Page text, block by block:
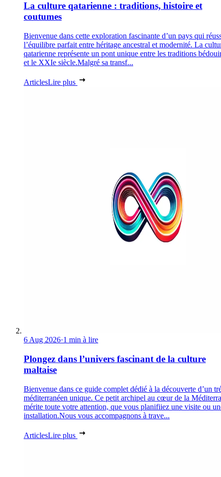
La culture qatarienne : traditions, histoire et
coutumes
Bienvenue dans cette exploration fascinante d’un pays qui
l’équilibre parfait entre héritage ancestral et modernité. La
qatarienne représente un pont unique entre les traditions
et le XXIe siècle.Malgré sa transf...
ArticlesLire plus
6 Aug 2026·1 min à lire
Plongez dans l’univers fascinant de la culture
maltaise
Bienvenue dans ce guide complet dédié à la découverte d’un
méditerranéen unique. Ce petit archipel au cœur de la
mérite toute votre attention, que vous planifiiez une visite ou
installation.Nous vous accompagnons à trave...
ArticlesLire plus